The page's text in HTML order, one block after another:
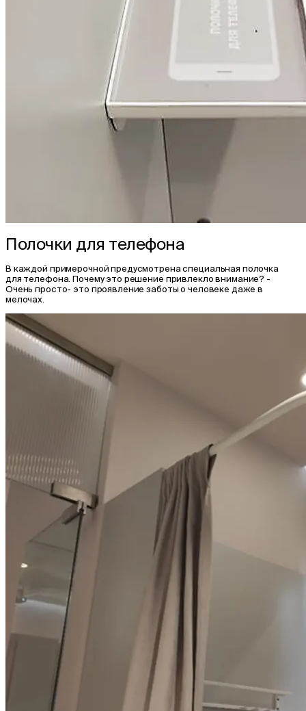
Полочки для телефона
В каждой примерочной предусмотрена специальная полочка
для телефона. Почему это решение привлекло внимание? -
Очень просто- это проявление заботы о человеке даже в
мелочах.